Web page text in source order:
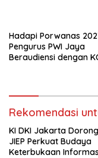
Hadapi Porwanas
Pengurus PWI Jaya
Beraudiensi dengan
Rekomendasi
KI DKI Jakarta
JIEP Perkuat Budaya
Keterbukaan